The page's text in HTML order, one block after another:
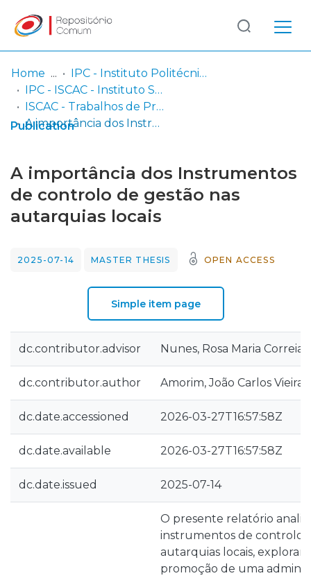
Communities
& Collections
Statistics
Log
In
(current)
Home
IPC - Instituto Politécnico de Coimbra
IPC - ISCAC - Instituto Superior de Contabilidade e Administração de Coimbra
ISCAC - Trabalhos de Projeto | Relatórios de Estágio
A importância dos Instrumentos de controlo de gestão nas autarquias locais
Publication
A importância dos Instrumentos
de controlo de gestão nas
autarquias locais
2025-07-14 MASTER THESIS OPEN ACCESS
Simple item page
dc.contributor.advisor Nunes, Rosa Maria Correia
dc.contributor.author Amorim, João Carlos Vieira
dc.date.accessioned 2026-03-27T16:57:58Z
dc.date.available 2026-03-27T16:57:58Z
dc.date.issued 2025-07-14
O presente relatório
instrumentos de controlo
autarquias locais,
promoção de uma